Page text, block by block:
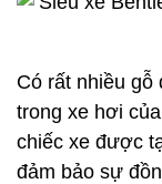
Có rất nhiều
trong xe hơi
chiếc xe được
đảm bảo sự